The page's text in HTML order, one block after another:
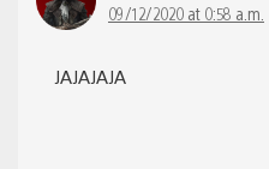
09/12/2020 at 0:58 a.m.
JAJAJAJA